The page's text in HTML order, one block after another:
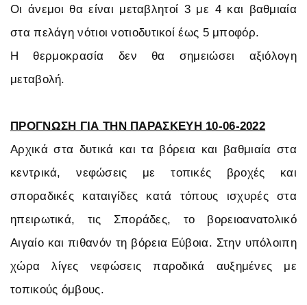
Οι άνεμοι θα είναι μεταβλητοί 3 με 4 και βαθμιαία
στα πελάγη νότιοι νοτιοδυτικοί έως 5 μποφόρ.
Η θερμοκρασία δεν θα σημειώσει αξιόλογη
μεταβολή.
ΠΡΟΓΝΩΣΗ ΓΙΑ ΤΗΝ ΠΑΡΑΣΚΕΥΗ 10-06-2022
Αρχικά στα δυτικά και τα βόρεια και βαθμιαία στα
κεντρικά, νεφώσεις με τοπικές βροχές και
σποραδικές καταιγίδες κατά τόπους ισχυρές στα
ηπειρωτικά, τις Σποράδες, το βορειοανατολικό
Αιγαίο και πιθανόν τη βόρεια Εύβοια. Στην υπόλοιπη
χώρα λίγες νεφώσεις παροδικά αυξημένες με
τοπικούς όμβους.